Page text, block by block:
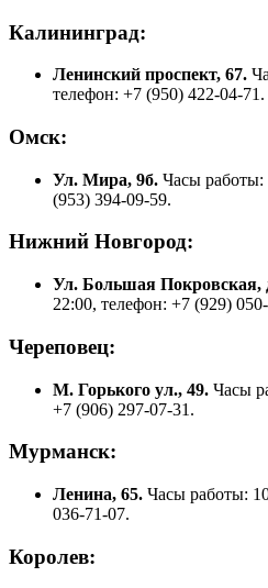
Калининград:
Ленинский проспект, 67.
телефон: +7 (950) 422-04-71.
Омск:
Ул. Мира, 9б. Часы работы:
(953) 394-09-59.
Нижний Новгород:
Ул. Большая Покровская,
22:00, телефон: +7 (929)
Череповец:
М. Горького ул., 49. Часы
+7 (906) 297-07-31.
Мурманск:
Ленина, 65. Часы работы:
036-71-07.
Королев: